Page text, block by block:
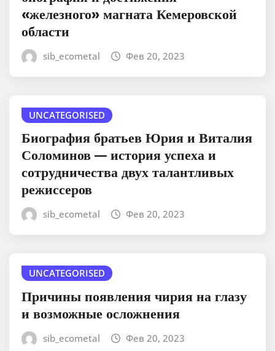
«железного» магната Кемеровской
области
sib_ecometal Фев 20, 2023
UNCATEGORISED
Биография братьев Юрия и Виталия
Соломинов — история успеха и
сотрудничества двух талантливых
режиссеров
sib_ecometal Фев 20, 2023
UNCATEGORISED
Причины появления чирия на глазу
и возможные осложнения
sib_ecometal Фев 20, 2023